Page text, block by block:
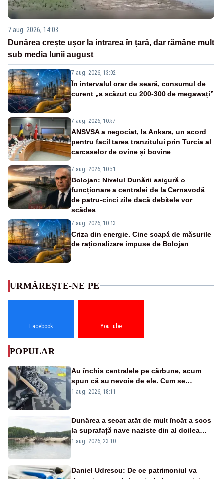
7 aug. 2026, 14:03
Dunărea crește ușor la intrarea în țară, dar rămâne mult
sub media lunii august
7 aug. 2026, 13:02
În intervalul orar de seară, consumul de
curent „a scăzut cu 200-300 de megawați”
7 aug. 2026, 10:57
ANSVSA a negociat, la Ankara, un acord
pentru facilitarea tranzitului prin Turcia al
carcaselor de ovine și bovine
7 aug. 2026, 10:51
Bolojan: Nivelul Dunării asigură o
funcționare a centralei de la Cernavodă
de patru-cinci zile dacă debitele vor
scădea
7 aug. 2026, 10:43
Criza din energie. Cine scapă de măsurile
de raționalizare impuse de Bolojan
URMĂREȘTE-NE PE
Facebook YouTube
POPULAR
Au închis centralele pe cărbune, acum
spun că au nevoie de ele. Cum se
pasează vina în plină criză energetică
1 aug. 2026, 18:11
Dunărea a secat atât de mult încât a scos
la suprafață nave naziste din al doilea
război mondial
1 aug. 2026, 23:10
Daniel Udrescu: De ce patrimoniul va